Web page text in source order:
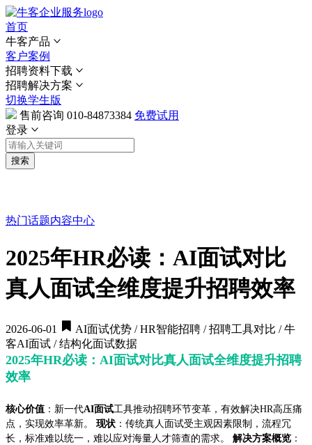
首页
牛客产品
客户案例
招聘资料下载
招聘解决方案
切换学生版
售前咨询 010-84873384 免费试用
登录
搜索
热门话题内容中心
2025年HR必读：AI面试对比
真人面试全维度提升招聘效率
2026-06-01
AI面试优势 / HR智能招聘 / 招聘工具对比 / 牛
客AI面试 / 结构化面试数据
2025年HR必读：AI面试对比真人面试全维度提升招聘
效率
核心价值 ：新一代AI面试工具推动招聘环节变革，有效解决HR高压痛
点，实现效率革新。 现状 ：传统真人面试受主观因素限制，流程冗
长，标准难以统一，难以应对海量人才筛查的需求。 解决方案概览 ：